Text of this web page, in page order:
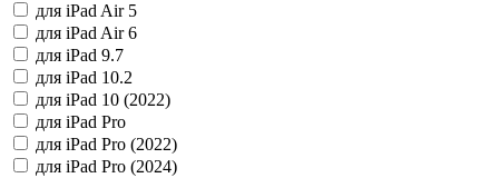
для iPad Air 5
для iPad Air 6
для iPad 9.7
для iPad 10.2
для iPad 10 (2022)
для iPad Pro
для iPad Pro (2022)
для iPad Pro (2024)